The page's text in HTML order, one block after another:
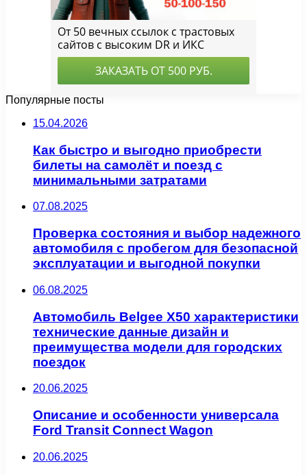
Популярные посты
15.04.2026
Как быстро и выгодно приобрести
билеты на самолёт и поезд с
минимальными затратами
07.08.2025
Проверка состояния и выбор надежного
автомобиля с пробегом для безопасной
эксплуатации и выгодной покупки
06.08.2025
Автомобиль Belgee X50 характеристики
технические данные дизайн и
преимущества модели для городских
поездок
20.06.2025
Описание и особенности универсала
Ford Transit Connect Wagon
20.06.2025